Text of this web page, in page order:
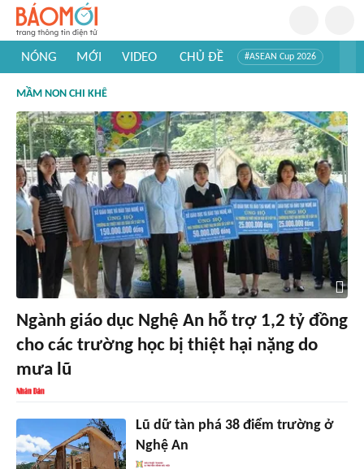
NÓNG MỚI VIDEO CHỦ ĐỀ #ASEAN Cup 2026
#Khám phá thế giới
MẦM NON CHI KHÊ
Ngành giáo dục Nghệ An hỗ trợ 1,2 tỷ đồng
cho các trường học bị thiệt hại nặng do
mưa lũ
Lũ dữ tàn phá 38 điểm trường ở
Nghệ An